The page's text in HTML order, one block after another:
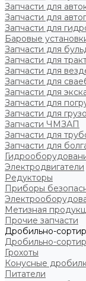
Запчасти для
Запчасти для
Запчасти для
Баровые
Запчасти для
Запчасти для
Запчасти для
Запчасти для
Запчасти для
Запчасти для
Запчасти для
Запчасти ЧМЗАП
Запчасти для
Запчасти для
Электродвигатели
Редукторы
Приборы
Метизная
Прочие запчасти
Дробильно-
Дробильно-
Грохоты
Конусные
Питатели